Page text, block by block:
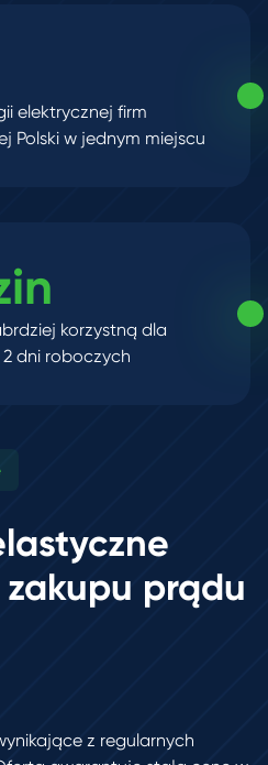
elektrycznej firm
Polski w jednym miejscu
korzystną dla
dni roboczych
prądu
z regularnych